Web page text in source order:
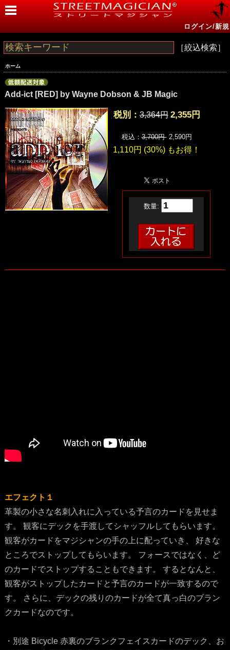
ログイン/新規
［絞込検索］
ホーム
Add-ict [RED] by Wayne Dobson & JB Magic
税別：3,364円 2,355円
税込：3,700円 2,590円
1,110円 (30%) もお得！
数量:
エフェクト１
革製の小さな名刺入れに入っている予言のカードを見せま
す。 観客にデックを手渡してシャッフルしてもらいます。
観客がカードをマジシャンの手の上に配っていき、 好きな
ところでストップしてもらいます。 フォースではなく、ど
のカードでストップすることもできます。 するとなんと、
観客がストップしたカードと予言のカードが一致するので
す。 さらに、デックの残りのカードが全て真っ白のブラン
クカードなのです。
・別途 Bicycle 赤裏のブランクフェイスカードのデック、お